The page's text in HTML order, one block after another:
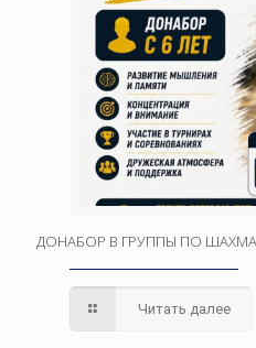
ДОНАБОР В ГРУППЫ ПО
Читать далее